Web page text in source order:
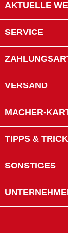
AKTUELLE
SERVICE
VERSAND
MACHER-
TIPPS &
SONSTIGES